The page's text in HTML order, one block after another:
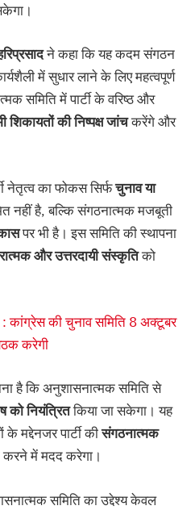
ने कहा कि यह कदम संगठन
में सुधार लाने के लिए महत्वपूर्ण
समिति में पार्टी के वरिष्ठ और
शिकायतोंकीनिष्पक्षजांचकरेंगे और
नेतृत्व का फोकस सिर्फचुनावया
नहीं है, बल्कि संगठनात्मक मजबूती
पर भी है। इस समिति की स्थापना
औरउत्तरदायीसंस्कृतिको
: कांग्रेस की चुनाव समिति 8 अक्टूबर
करेगी
है कि अनुशासनात्मक समिति से
कोनियंत्रितकिया जा सकेगा। यह
मद्देनजर पार्टी कीसंगठनात्मक
में मदद करेगा।
समिति का उद्देश्य केवल